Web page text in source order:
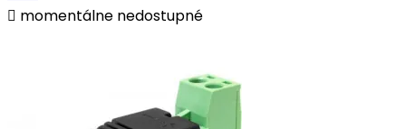
 momentálne nedostupné